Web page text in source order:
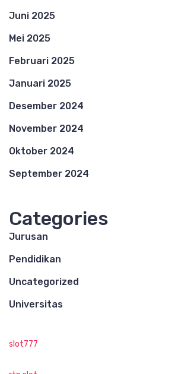
Juni 2025
Mei 2025
Februari 2025
Januari 2025
Desember 2024
November 2024
Oktober 2024
September 2024
Categories
Jurusan
Pendidikan
Uncategorized
Universitas
slot777